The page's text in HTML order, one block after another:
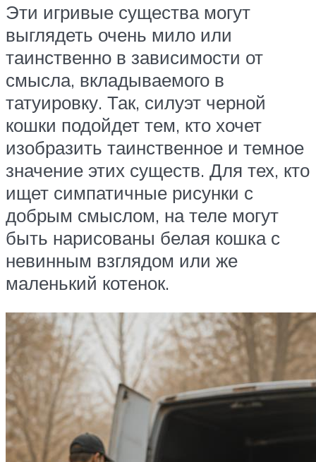
Эти игривые существа могут
выглядеть очень мило или
таинственно в зависимости от
смысла, вкладываемого в
татуировку. Так, силуэт черной
кошки подойдет тем, кто хочет
изобразить таинственное и темное
значение этих существ. Для тех, кто
ищет симпатичные рисунки с
добрым смыслом, на теле могут
быть нарисованы белая кошка с
невинным взглядом или же
маленький котенок.